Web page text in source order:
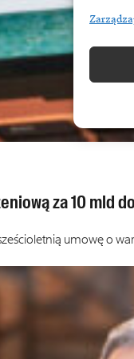
za 10 mld
umowę o